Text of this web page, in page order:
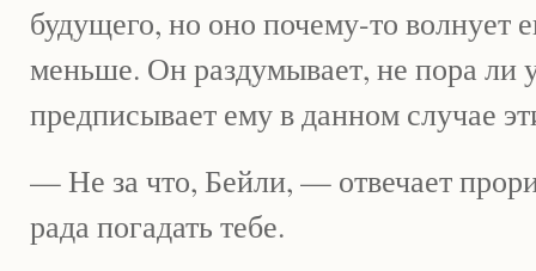
будущего, но оно почему-то волнует
меньше. Он раздумывает, не пора ли
предписывает ему в данном случае
— Не за что, Бейли, — отвечает
рада погадать тебе.